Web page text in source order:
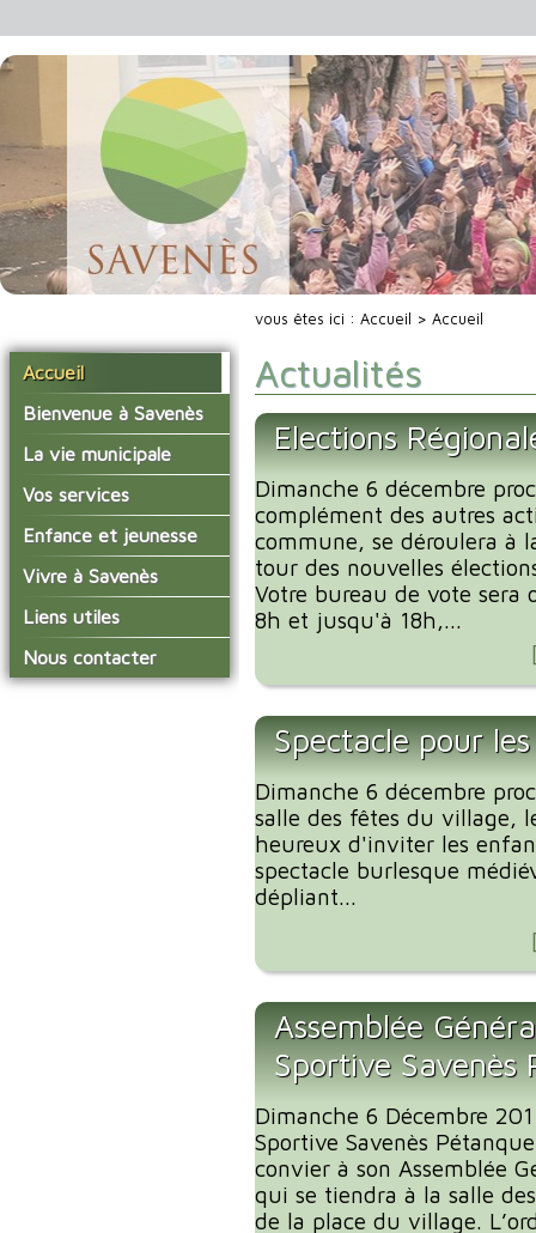
Accueil
Bienvenue à Savenès
Situer Savenès
Savenès en chiffre
L'histoire du village
Actualités de Savenès
sur ladepeche.fr
La vie municipale
Vos élus
Les compte-rendus du
conseil municipal
Les commissions
Les diverses
délégations/syndicats
L'urbanisme
Vos services
La mairie
Le service technique
Les services de l'école
Les installations
municipales
La collecte des ordures
Enfance et jeunesse
L'école primaire
La garderie et la cantine
Le temps périscolaire
La petite enfance
Vivre à Savenès
Agenda Salle des Fetes
Liens utiles
Communauté de
Communes Grand Sud
Tarn et Garonne
Nous contacter
vous êtes ici : Accueil > Accueil
Actualités
Elections
Dimanche 6 décembre
complément des autres
commune, se déroulera à
tour des nouvelles
Votre bureau de vote sera
8h et jusqu'à 18h,...
Spectacle pour
Dimanche 6 décembre
salle des fêtes du village,
heureux d'inviter les
spectacle burlesque
dépliant...
Assemblée
Sportive Savenès
Dimanche 6 Décembre
Sportive Savenès
convier à son Assemblée
qui se tiendra à la salle
de la place du village.